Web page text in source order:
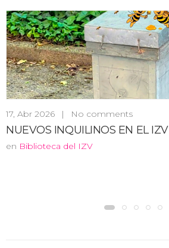
17, Abr 2026 | No comments
NUEVOS INQUILINOS EN EL IZV
en Biblioteca del IZV